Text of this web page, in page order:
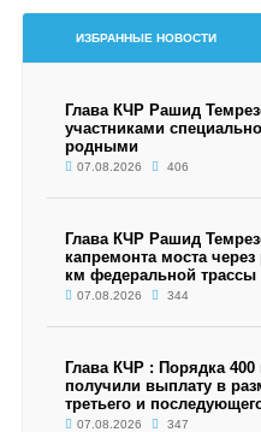
ИЗБРАННЫЕ НОВОСТИ
Глава КЧР Рашид
участниками
родными
07.08.2026 406
Глава КЧР Рашид
капремонта моста
км федеральной трассы
07.08.2026 344
Глава КЧР : Порядка
получили выплату в
третьего и
07.08.2026 347